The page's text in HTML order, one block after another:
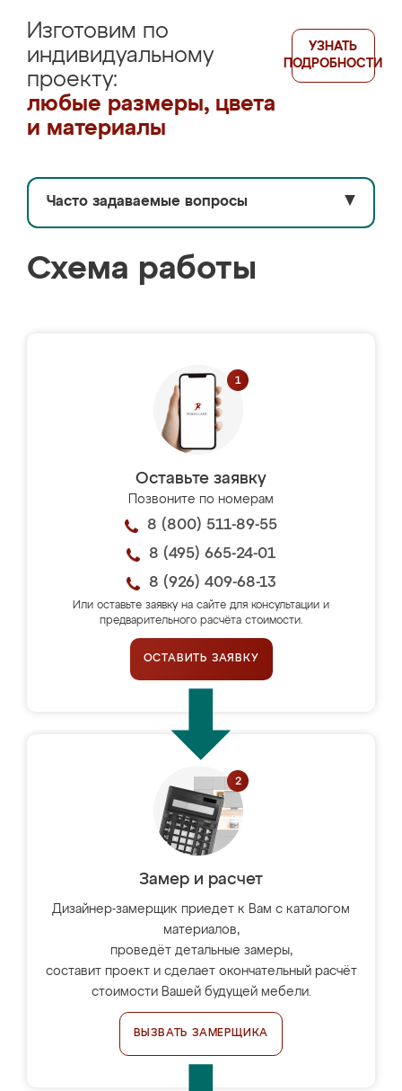
Изготовим по
индивидуальному
проекту:
любые размеры, цвета
и материалы
УЗНАТЬ
ПОДРОБНОСТИ
Часто задаваемые вопросы ▼
Схема работы
Оставьте заявку
Позвоните по номерам
8 (800) 511-89-55
8 (495) 665-24-01
8 (926) 409-68-13
Или оставьте заявку на сайте для консультации и
предварительного расчёта стоимости.
ОСТАВИТЬ ЗАЯВКУ
Замер и расчет
Дизайнер-замерщик приедет к Вам с каталогом
материалов,
проведёт детальные замеры,
составит проект и сделает окончательный расчёт
стоимости Вашей будущей мебели.
ВЫЗВАТЬ ЗАМЕРЩИКА